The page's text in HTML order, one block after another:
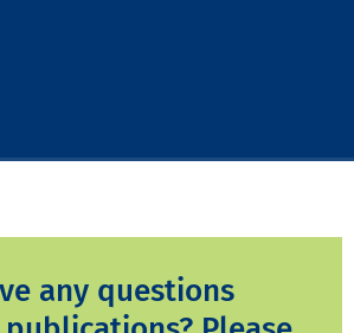
any questions